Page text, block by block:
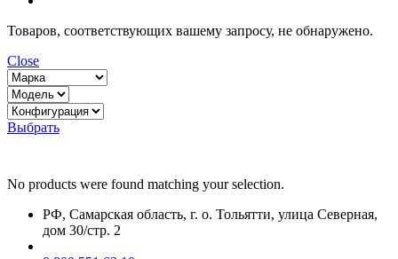
Товаров, соответствующих вашему запросу, не обнаружено.
Close
Выбрать
No products were found matching your selection.
РФ, Самарская область, г. о. Тольятти, улица Северная,
дом 30/стр. 2